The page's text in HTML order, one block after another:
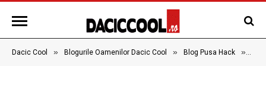
Dacic Cool » Blogurile Oamenilor Dacic Cool » Blog Pusa Hack »